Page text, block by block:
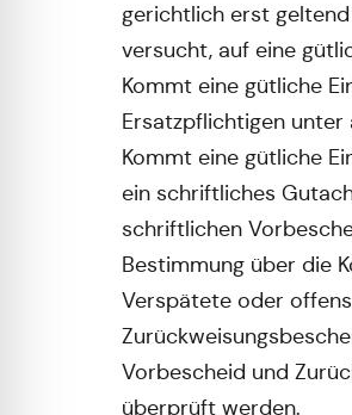
gerichtlich erst
versucht, auf eine
Kommt eine gütliche
Ersatzpflichtigen unter
Kommt eine gütliche
ein schriftliches
schriftlichen
Bestimmung über die
Verspätete oder
Vorbescheid und
überprüft werden.